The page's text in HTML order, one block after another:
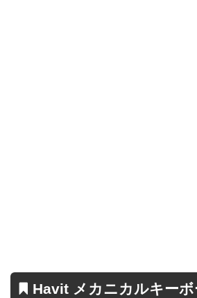
Havit メカニカルキーボ